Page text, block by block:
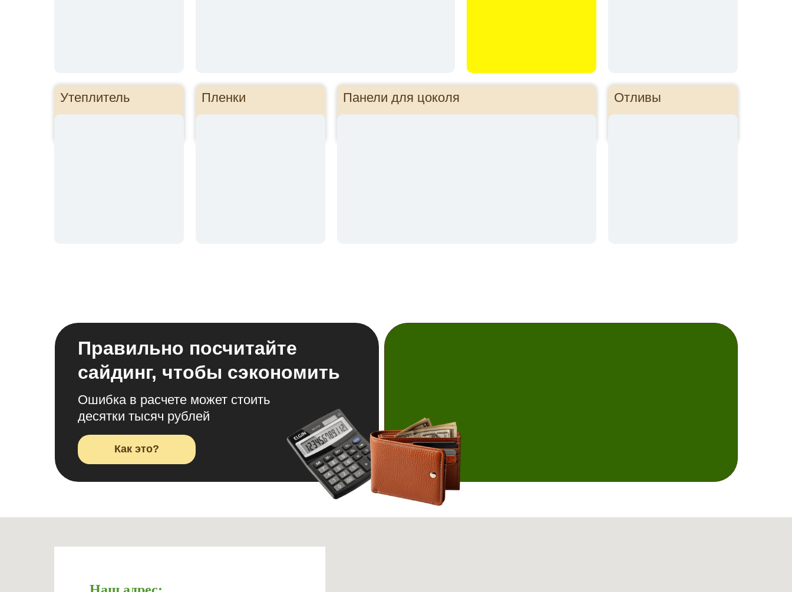
Утеплитель Пленки Панели для цоколя Отливы
Ошибка в расчете может стоить
десятки тысяч рублей
Правильно посчитайте
сайдинг, чтобы сэкономить
Как это?